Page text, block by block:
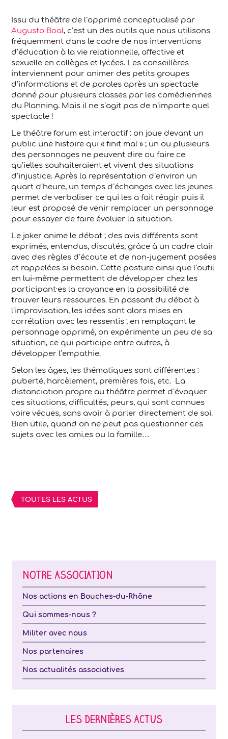
Issu du théâtre de l’opprimé conceptualisé par
Augusto Boal, c’est un des outils que nous utilisons
fréquemment dans le cadre de nos interventions
d’éducation à la vie relationnelle, affective et
sexuelle en collèges et lycées. Les conseillères
interviennent pour animer des petits groupes
d’informations et de paroles après un spectacle
donné pour plusieurs classes par les comédien·nes
du Planning. Mais il ne s’agit pas de n’importe quel
spectacle !
Le théâtre forum est interactif : on joue devant un
public une histoire qui « finit mal » ; un ou plusieurs
des personnages ne peuvent dire ou faire ce
qu’ielles souhaiteraient et vivent des situations
d’injustice. Après la représentation d’environ un
quart d’heure, un temps d’échanges avec les jeunes
permet de verbaliser ce qui les a fait réagir puis il
leur est proposé de venir remplacer un personnage
pour essayer de faire évoluer la situation.
Le joker anime le débat ; des avis différents sont
exprimés, entendus, discutés, grâce à un cadre clair
avec des règles d’écoute et de non-jugement posées
et rappelées si besoin. Cette posture ainsi que l’outil
en lui-même permettent de développer chez les
participant·es la croyance en la possibilité de
trouver leurs ressources. En passant du débat à
l’improvisation, les idées sont alors mises en
corrélation avec les ressentis ; en remplaçant le
personnage opprimé, on expérimente un peu de sa
situation, ce qui participe entre autres, à
développer l’empathie.
Selon les âges, les thématiques sont différentes :
puberté, harcèlement, premières fois, etc. La
distanciation propre au théâtre permet d’évoquer
ces situations, difficultés, peurs, qui sont connues
voire vécues, sans avoir à parler directement de soi.
Bien utile, quand on ne peut pas questionner ces
sujets avec les ami.es ou la famille…
TOUTES LES ACTUS
NOTRE ASSOCIATION
Nos actions en Bouches-du-Rhône
Qui sommes-nous ?
Militer avec nous
Nos partenaires
Nos actualités associatives
LES DERNIÈRES ACTUS